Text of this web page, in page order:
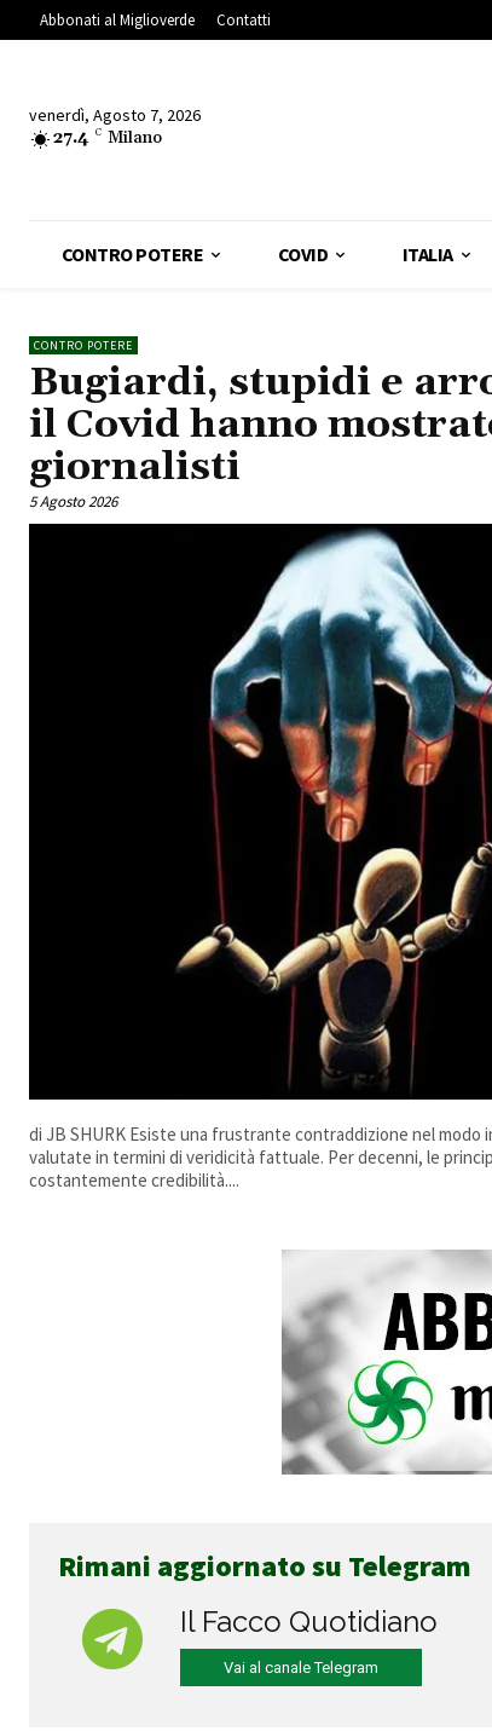
Abbonati al Miglioverde Contatti
venerdì, Agosto 7, 2026
27.4 C Milano
CONTRO POTERE COVID ITALIA
CONTRO POTERE
Bugiardi, stupidi e
il Covid hanno
giornalisti
5 Agosto 2026
di JB SHURK Esiste una frustrante contraddizione nel modo
valutate in termini di veridicità fattuale. Per decenni, le
costantemente credibilità....
Rimani aggiornato su Telegram
Il Facco Quotidiano
Vai al canale Telegram